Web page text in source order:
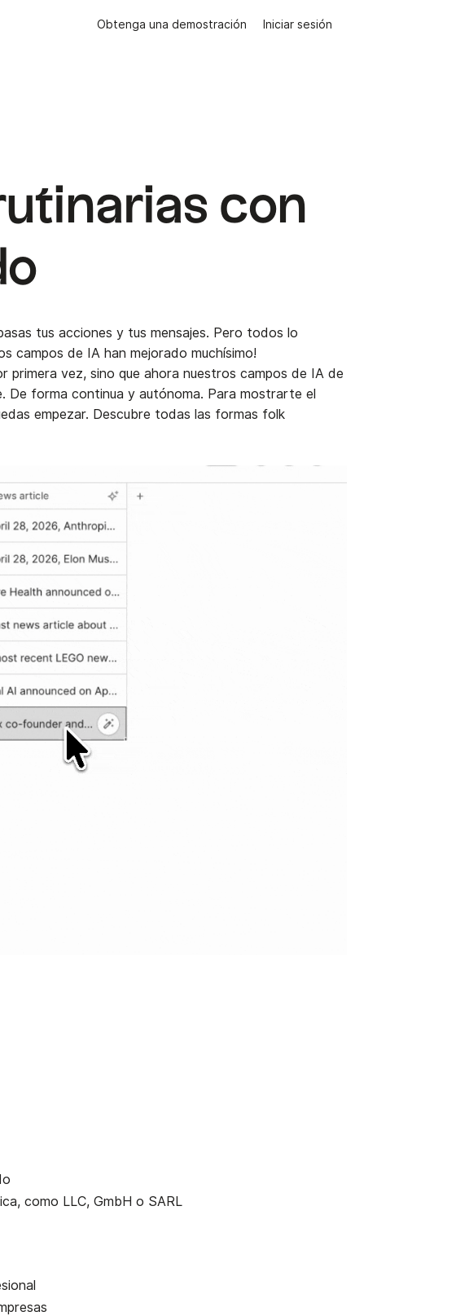
Obtenga una demostración Iniciar sesión
con
tus acciones y tus mensajes. Pero todos lo
campos de IA han mejorado muchísimo!
vez, sino que ahora nuestros campos de IA de
De forma continua y autónoma. Para mostrarte el
empezar. Descubre todas las formas folk
como LLC, GmbH o SARL